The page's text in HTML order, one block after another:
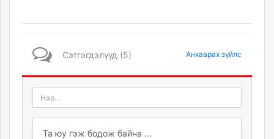
Сэтгэгдэлүүд (5) Анхаарах зүйлс